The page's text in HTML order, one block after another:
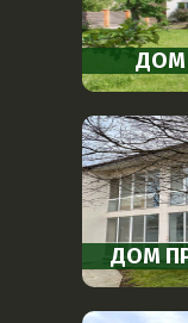
ДОМ
ДОМ